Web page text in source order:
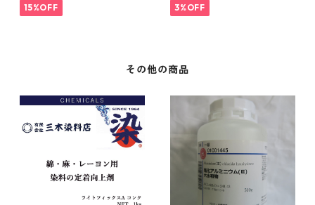
15%OFF 3%OFF
その他の商品